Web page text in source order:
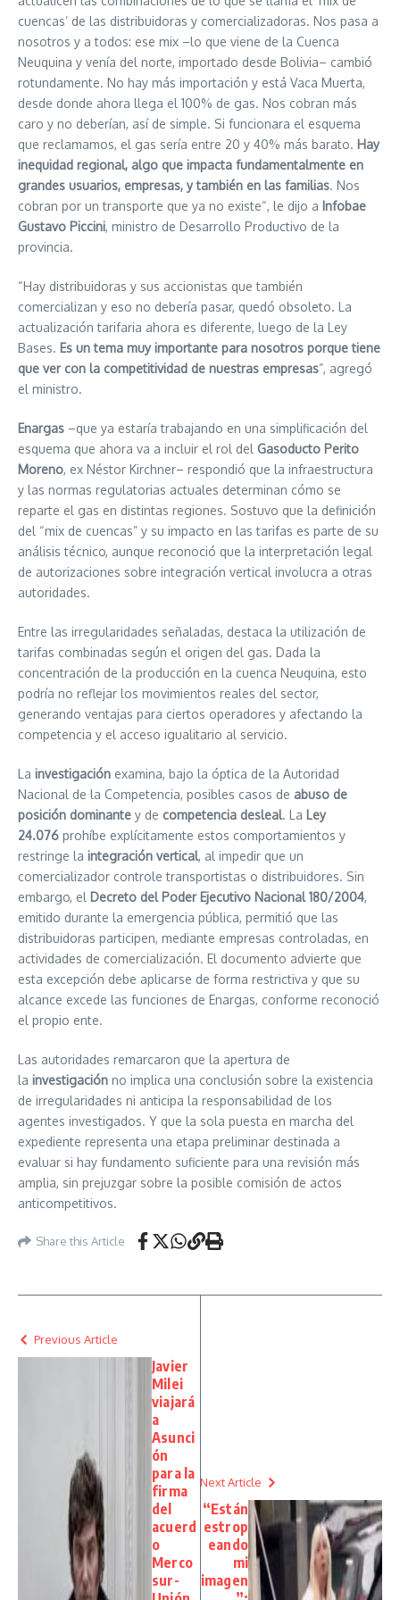
cuencas’ de las distribuidoras y comercializadoras. Nos pasa a
nosotros y a todos: ese mix –lo que viene de la Cuenca
Neuquina y venía del norte, importado desde Bolivia– cambió
rotundamente. No hay más importación y está Vaca Muerta,
desde donde ahora llega el 100% de gas. Nos cobran más
caro y no deberían, así de simple. Si funcionara el esquema
que reclamamos, el gas sería entre 20 y 40% más barato. Hay
inequidad regional, algo que impacta fundamentalmente en
grandes usuarios, empresas, y también en las familias. Nos
cobran por un transporte que ya no existe“, le dijo a Infobae
Gustavo Piccini, ministro de Desarrollo Productivo de la
provincia.
“Hay distribuidoras y sus accionistas que también
comercializan y eso no debería pasar, quedó obsoleto. La
actualización tarifaria ahora es diferente, luego de la Ley
Bases. Es un tema muy importante para nosotros porque tiene
que ver con la competitividad de nuestras empresas”, agregó
el ministro.
Enargas –que ya estaría trabajando en una simplificación del
esquema que ahora va a incluir el rol del Gasoducto Perito
Moreno, ex Néstor Kirchner– respondió que la infraestructura
y las normas regulatorias actuales determinan cómo se
reparte el gas en distintas regiones. Sostuvo que la definición
del “mix de cuencas” y su impacto en las tarifas es parte de su
análisis técnico, aunque reconoció que la interpretación legal
de autorizaciones sobre integración vertical involucra a otras
autoridades.
Entre las irregularidades señaladas, destaca la utilización de
tarifas combinadas según el origen del gas. Dada la
concentración de la producción en la cuenca Neuquina, esto
podría no reflejar los movimientos reales del sector,
generando ventajas para ciertos operadores y afectando la
competencia y el acceso igualitario al servicio.
La investigación examina, bajo la óptica de la Autoridad
Nacional de la Competencia, posibles casos de abuso de
posición dominante y de competencia desleal. La Ley
24.076 prohíbe explícitamente estos comportamientos y
restringe la integración vertical, al impedir que un
comercializador controle transportistas o distribuidores. Sin
embargo, el Decreto del Poder Ejecutivo Nacional 180/2004,
emitido durante la emergencia pública, permitió que las
distribuidoras participen, mediante empresas controladas, en
actividades de comercialización. El documento advierte que
esta excepción debe aplicarse de forma restrictiva y que su
alcance excede las funciones de Enargas, conforme reconoció
el propio ente.
Las autoridades remarcaron que la apertura de
la investigación no implica una conclusión sobre la existencia
de irregularidades ni anticipa la responsabilidad de los
agentes investigados. Y que la sola puesta en marcha del
expediente representa una etapa preliminar destinada a
evaluar si hay fundamento suficiente para una revisión más
amplia, sin prejuzgar sobre la posible comisión de actos
anticompetitivos.
Share this Article
Previous Article
Javier
Milei
viajará
a
Asunci
ón
para la
firma
del
acuerd
o
Merco
sur-
Next Article
“Están
estrop
eando
mi
imagen